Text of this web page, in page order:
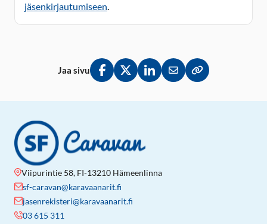
jäsenkirjautumiseen.
Jaa sivu
Jaa Facebookissa
Jaa Twitterissä
Jaa LinkedInissä
Jaa sähköpostitse
Kopioi linkki
Viipurintie 58, FI-13210 Hämeenlinna
sf-caravan@karavaanarit.fi
jasenrekisteri@karavaanarit.fi
03 615 311